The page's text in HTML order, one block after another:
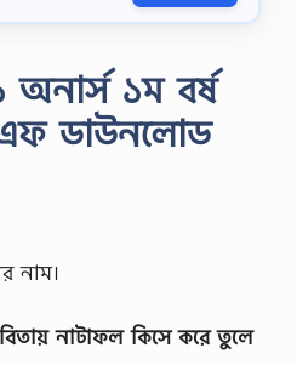
ত্র
অনার্স ১ম বর্ষ
ডাউনলোড
নাম।
নাটাফল কিসে করে তুলে